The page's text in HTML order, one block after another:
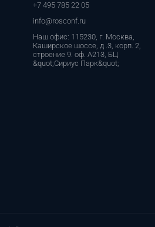
+7 495 785 22 05
info@rosconf.ru
Наш офис: 115230, г. Москва,
Каширское шоссе, д .3, корп. 2,
строение 9. оф. А213, БЦ
&quot;Сириус Парк&quot;